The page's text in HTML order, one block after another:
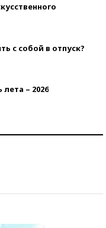
с собой в отпуск?
– 2026